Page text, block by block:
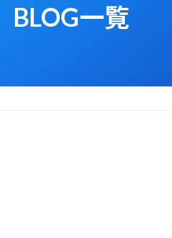
BLOG一覧